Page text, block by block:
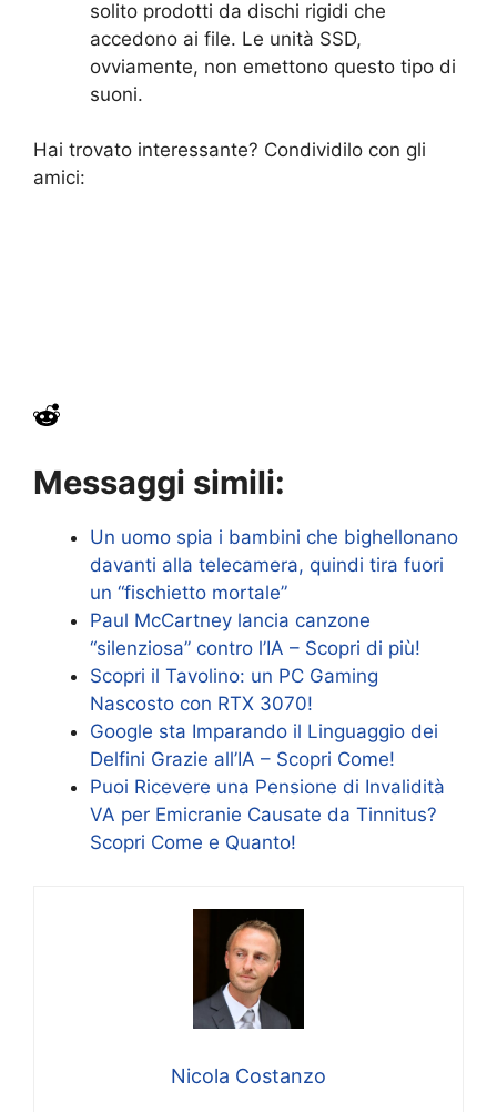
solito prodotti da dischi rigidi che
accedono ai file. Le unità SSD,
ovviamente, non emettono questo tipo di
suoni.
Hai trovato interessante? Condividilo con gli
amici:
Messaggi simili:
Un uomo spia i bambini che bighellonano
davanti alla telecamera, quindi tira fuori
un “fischietto mortale”
Paul McCartney lancia canzone
“silenziosa” contro l’IA – Scopri di più!
Scopri il Tavolino: un PC Gaming
Nascosto con RTX 3070!
Google sta Imparando il Linguaggio dei
Delfini Grazie all’IA – Scopri Come!
Puoi Ricevere una Pensione di Invalidità
VA per Emicranie Causate da Tinnitus?
Scopri Come e Quanto!
Nicola Costanzo